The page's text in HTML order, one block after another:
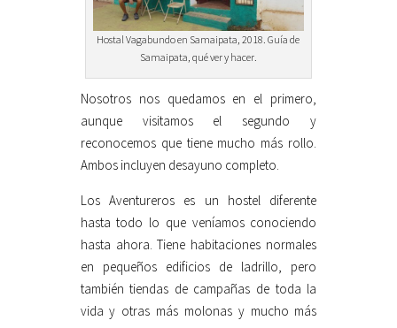
Hostal Vagabundo en Samaipata, 2018. Guía de
Samaipata, qué ver y hacer.
Nosotros nos quedamos en el primero,
aunque visitamos el segundo y
reconocemos que tiene mucho más rollo.
Ambos incluyen desayuno completo.
Los Aventureros es un hostel diferente
hasta todo lo que veníamos conociendo
hasta ahora. Tiene habitaciones normales
en pequeños edificios de ladrillo, pero
también tiendas de campañas de toda la
vida y otras más molonas y mucho más